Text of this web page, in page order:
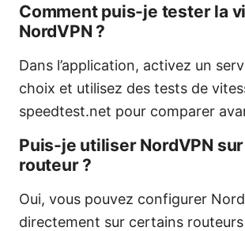
Comment puis-je tester la
NordVPN ?
Dans l’application, activez un
choix et utilisez des tests de
speedtest.net pour comparer
Puis-je utiliser NordVPN
routeur ?
Oui, vous pouvez configurer
directement sur certains